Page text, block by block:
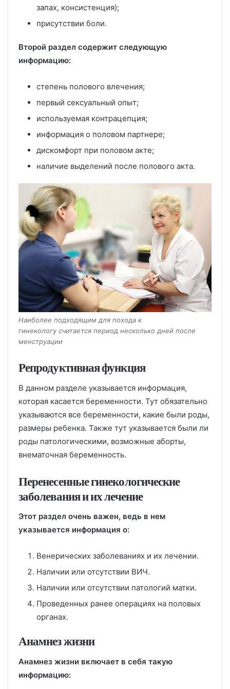
запах, консистенция);
присутствии боли.
Второй раздел содержит следующую
информацию:
степень полового влечения;
первый сексуальный опыт;
используемая контрацепция;
информация о половом партнере;
дискомфорт при половом акте;
наличие выделений после полового акта.
Наиболее подходящим для похода к
гинекологу считается период несколько дней после
менструации
Репродуктивная функция
В данном разделе указывается информация,
которая касается беременности. Тут обязательно
указываются все беременности, какие были роды,
размеры ребенка. Также тут указывается были ли
роды патологическими, возможные аборты,
внематочная беременность.
Перенесенные гинекологические
заболевания и их лечение
Этот раздел очень важен, ведь в нем
указывается информация о:
Венерических заболеваниях и их лечении.
Наличии или отсутствии ВИЧ.
Наличии или отсутствии патологий матки.
Проведенных ранее операциях на половых
органах.
Анамнез жизни
Анамнез жизни включает в себя такую
информацию: